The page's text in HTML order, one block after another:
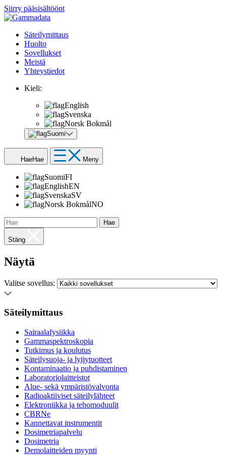
Siirry pääsisältöönt
Säteilymittaus
Huolto
Sovellukset
Meistä
Yhteystiedot
Kieli:
English
Svenska
Norsk Bokmål
Suomi
HaeHae Meny
SuomiFI
EnglishEN
SvenskaSV
Norsk BokmålNO
Hae
Stäng
Näytä
Valitse sovellus:
Säteilymittaus
Sairaalafysiikka
Gammaspektroskopia
Tutkimus ja koulutus
Säteilysuoja- ja lyijytuotteet
Kontaminaatio ja puhdistaminen
Laboratoriolaitteistot
Alue- sekä ympäristövalvonta
Radioaktiiviset säteilylähteet
Elektroniikka ja tehomoduulit
CBRNe
Kannettavat instrumentit
Dosimetriapalvelu
Dosimetria
Demolaitteiden myynti